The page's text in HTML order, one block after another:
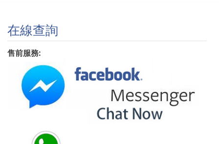
在線查詢
售前服務: